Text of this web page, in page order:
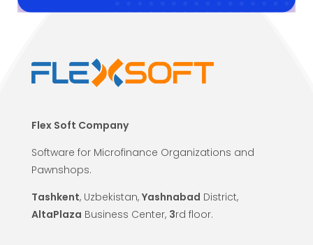
Flex Soft Company
Software for Microfinance Organizations and
Pawnshops.
Tashkent, Uzbekistan, Yashnabad District,
AltaPlaza Business Center, 3rd floor.